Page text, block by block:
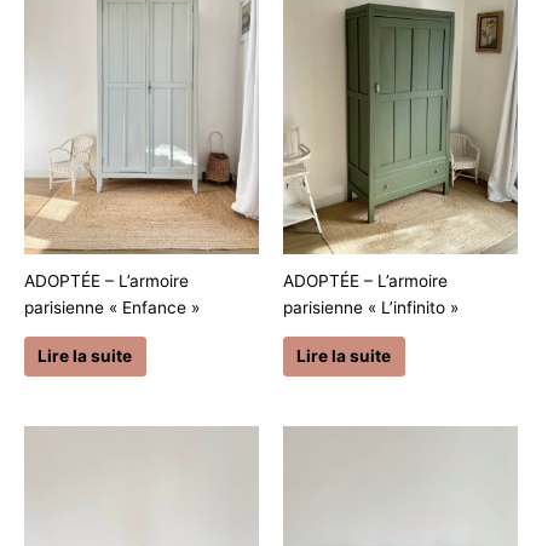
ADOPTÉE – L’armoire
parisienne « Enfance »
Lire la suite
ADOPTÉE – L’armoire
parisienne « L’infinito »
Lire la suite